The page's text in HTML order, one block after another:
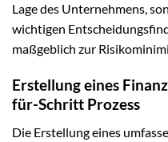
Lage des Unternehmens,
wichtigen
maßgeblich zur
Erstellung eines
für-Schritt Prozess
Die Erstellung eines